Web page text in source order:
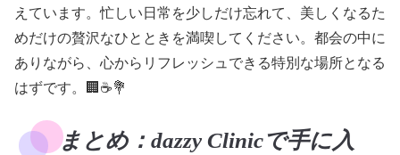
えています。忙しい日常を少しだけ忘れて、美しくなるた
めだけの贅沢なひとときを満喫してください。都会の中に
ありながら、心からリフレッシュできる特別な場所となる
はずです。🏢☕️💐
まとめ：dazzy Clinicで手に入